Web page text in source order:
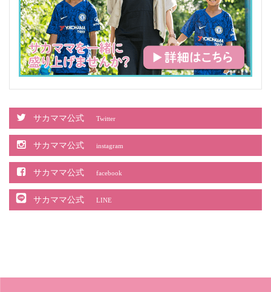
サカママ公式 Twitter
サカママ公式 instagram
サカママ公式 facebook
サカママ公式 LINE